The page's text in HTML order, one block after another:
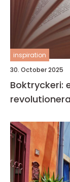
inspiration
30. October 2025
Boktryckeri: